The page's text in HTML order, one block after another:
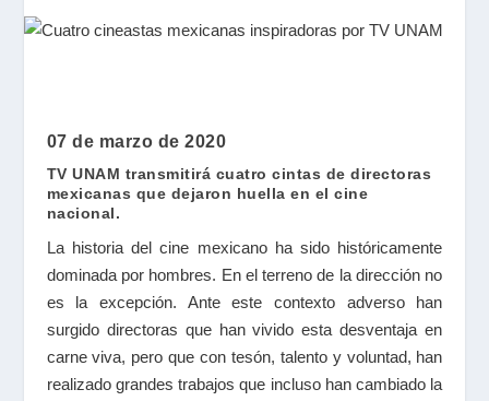
07 de marzo de 2020
TV UNAM transmitirá cuatro cintas de directoras
mexicanas que dejaron huella en el cine
nacional.
La historia del cine mexicano ha sido históricamente
dominada por hombres. En el terreno de la dirección no
es la excepción. Ante este contexto adverso han
surgido directoras que han vivido esta desventaja en
carne viva, pero que con tesón, talento y voluntad, han
realizado grandes trabajos que incluso han cambiado la